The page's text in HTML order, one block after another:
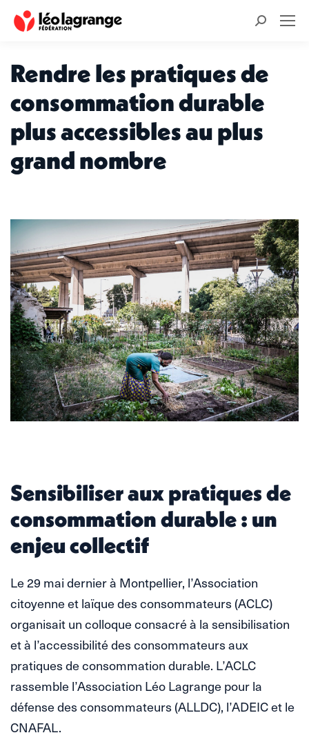
Recherche
Rendre les pratiques de
consommation durable
plus accessibles au plus
grand nombre
Sensibiliser aux pratiques de
consommation durable : un
enjeu collectif
Le 29 mai dernier à Montpellier, l’Association
citoyenne et laïque des consommateurs (ACLC)
organisait un colloque consacré à la sensibilisation
et à l’accessibilité des consommateurs aux
pratiques de consommation durable. L’ACLC
rassemble l’Association Léo Lagrange pour la
défense des consommateurs (ALLDC), l’ADEIC et le
CNAFAL.